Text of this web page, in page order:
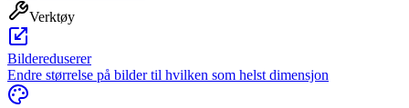
Verktøy
Bildereduserer
Endre størrelse på bilder til hvilken som helst dimensjon